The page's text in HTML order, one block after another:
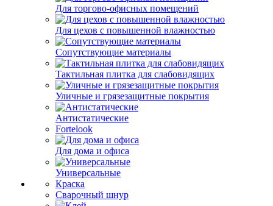
Для торгово-офисных помещений
Для цехов с повышенной влажностью
Сопутствующие материалы
Тактильная плитка для слабовидящих
Уличные и грязезащитные покрытия
Антистатические
Fortelook
Для дома и офиса
Универсальные
Краска
Сварочный шнур